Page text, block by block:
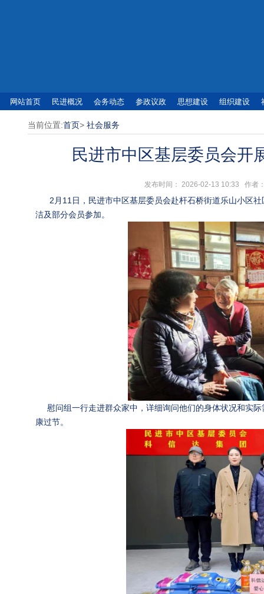
网站首页 民进概况 会务动态 参政议政 思想建设 组织建设
当前位置:首页>社会服务
民进市中区基层委员会开
发布时间： 2026-02-13 10:33 作者
2月11日，民进市中区基层委员会赴杆石桥街道乐山小区社
洁及部分会员参加。
慰问组一行走进群众家中，详细询问他们的身体状况和实
康过节。